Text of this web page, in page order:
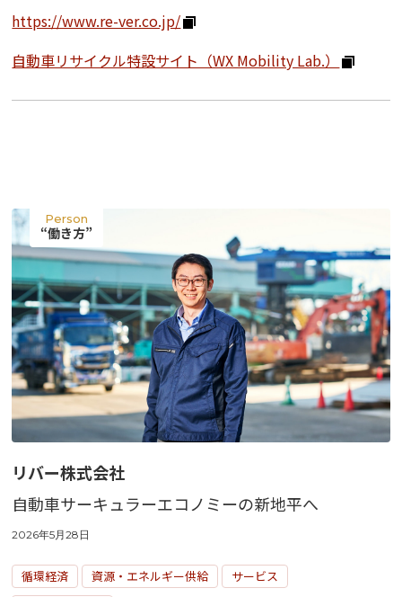
このサイトについて
掲載企業一覧
https://www.re-ver.co.jp/
自動車リサイクル特設サイト（WX Mobility Lab.）
Person
“働き方”
リバー株式会社
自動車サーキュラーエコノミーの新地平へ
2026年5月28日
循環経済 資源・エネルギー供給
サービス